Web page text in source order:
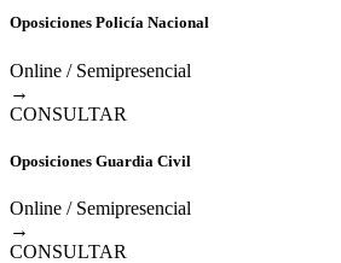
Oposiciones Policía Nacional
Online / Semipresencial
→
CONSULTAR
Oposiciones Guardia Civil
Online / Semipresencial
→
CONSULTAR